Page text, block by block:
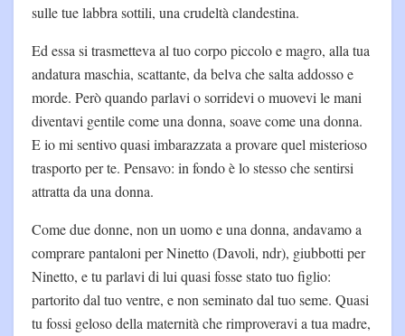
sulle tue labbra sottili, una crudeltà clandestina.
Ed essa si trasmetteva al tuo corpo piccolo e magro, alla tua
andatura maschia, scattante, da belva che salta addosso e
morde. Però quando parlavi o sorridevi o muovevi le mani
diventavi gentile come una donna, soave come una donna.
E io mi sentivo quasi imbarazzata a provare quel misterioso
trasporto per te. Pensavo: in fondo è lo stesso che sentirsi
attratta da una donna.
Come due donne, non un uomo e una donna, andavamo a
comprare pantaloni per Ninetto (Davoli, ndr), giubbotti per
Ninetto, e tu parlavi di lui quasi fosse stato tuo figlio:
partorito dal tuo ventre, e non seminato dal tuo seme. Quasi
tu fossi geloso della maternità che rimproveravi a tua madre,